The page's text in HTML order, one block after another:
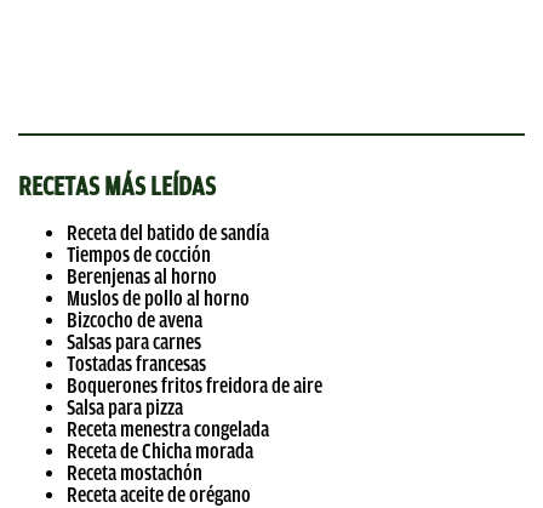
RECETAS MÁS LEÍDAS
Receta del batido de sandía
Tiempos de cocción
Berenjenas al horno
Muslos de pollo al horno
Bizcocho de avena
Salsas para carnes
Tostadas francesas
Boquerones fritos freidora de aire
Salsa para pizza
Receta menestra congelada
Receta de Chicha morada
Receta mostachón
Receta aceite de orégano